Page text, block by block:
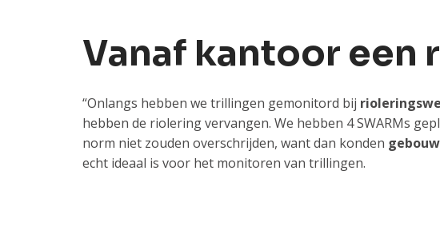
Vanaf kantoor
“Onlangs hebben we trillingen gemonitord bij
hebben de riolering vervangen. We hebben 4 SWARMs
norm niet zouden overschrijden, want dan konden
echt ideaal is voor het monitoren van trillingen.